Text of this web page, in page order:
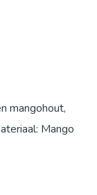
mangohout,
Mango